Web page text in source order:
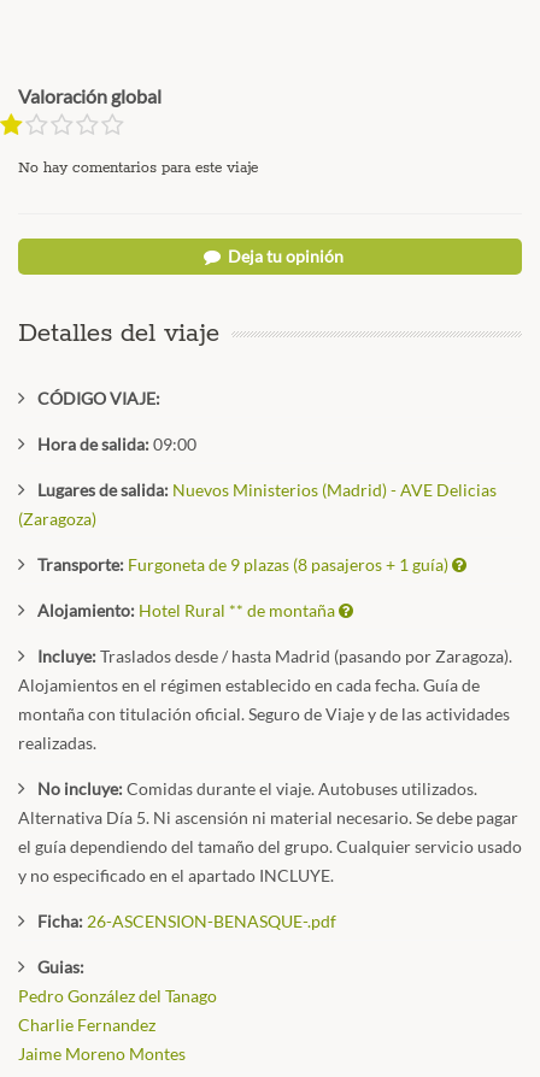
Valoración global
No hay comentarios para este viaje
Deja tu opinión
Detalles del viaje
CÓDIGO VIAJE:
Hora de salida:09:00
Lugares de salida: Nuevos Ministerios (Madrid) - AVE Delicias
(Zaragoza)
Transporte: Furgoneta de 9 plazas (8 pasajeros + 1 guía)
Alojamiento: Hotel Rural ** de montaña
Incluye:Traslados desde / hasta Madrid (pasando por Zaragoza).
Alojamientos en el régimen establecido en cada fecha. Guía de
montaña con titulación oficial. Seguro de Viaje y de las actividades
realizadas.
No incluye:Comidas durante el viaje. Autobuses utilizados.
Alternativa Día 5. Ni ascensión ni material necesario. Se debe pagar
el guía dependiendo del tamaño del grupo. Cualquier servicio usado
y no especificado en el apartado INCLUYE.
Ficha: 26-ASCENSION-BENASQUE-.pdf
Guias:
Pedro González del Tanago
Charlie Fernandez
Jaime Moreno Montes